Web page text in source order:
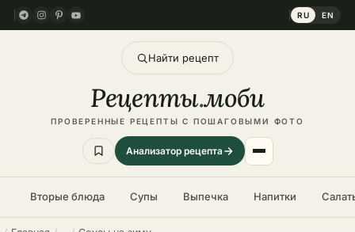
RU EN
Найти рецепт
Рецепты.моби
ПРОВЕРЕННЫЕ РЕЦЕПТЫ С ПОШАГОВЫМИ ФОТО
Анализатор рецепта
Вторые блюда Супы Выпечка Напитки